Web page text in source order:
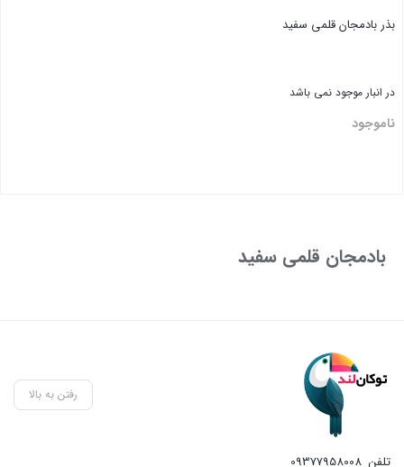
بذر بادمجان قلمی سفید
در انبار موجود نمی باشد
ناموجود
بادمجان قلمی سفید
رفتن به بالا
تلفن 09377958008